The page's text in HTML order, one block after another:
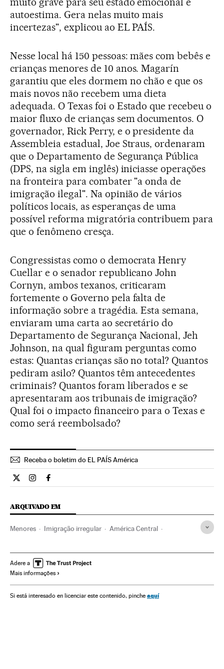
autoestima. Gera nelas muito mais
incertezas", explicou ao EL PAÍS.
Nesse local há 150 pessoas: mães com bebês e
crianças menores de 10 anos. Magarín
garantiu que eles dormem no chão e que os
mais novos não recebem uma dieta
adequada. O Texas foi o Estado que recebeu o
maior fluxo de crianças sem documentos. O
governador, Rick Perry, e o presidente da
Assembleia estadual, Joe Straus, ordenaram
que o Departamento de Segurança Pública
(DPS, na sigla em inglês) iniciasse operações
na fronteira para combater "a onda de
imigração ilegal". Na opinião de vários
políticos locais, as esperanças de uma
possível reforma migratória contribuem para
que o fenômeno cresça.
Congressistas como o democrata Henry
Cuellar e o senador republicano John
Cornyn, ambos texanos, criticaram
fortemente o Governo pela falta de
informação sobre a tragédia. Esta semana,
enviaram uma carta ao secretário do
Departamento de Segurança Nacional, Jeh
Johnson, na qual figuram perguntas como
estas: Quantas crianças são no total? Quantos
pediram asilo? Quantos têm antecedentes
criminais? Quantos foram liberados e se
apresentaram aos tribunais de imigração?
Qual foi o impacto financeiro para o Texas e
como será reembolsado?
Receba o boletim do EL PAÍS América
Internacional El País Brasil en Twitter
Internacional El País Brasil en Instagram
Internacional El País Brasil en Facebook
ARQUIVADO EM
Menores Imigração irregular América Central
Migração América Demografia
Adere a
Mais informações
Si está interesado en licenciar este contenido, pinche aquí